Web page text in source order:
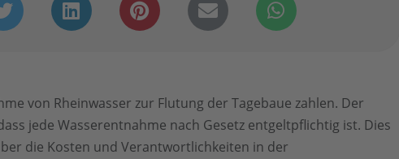
von Rheinwasser zur Flutung der Tagebaue zahlen. Der
jede Wasserentnahme nach Gesetz entgeltpflichtig ist. Dies
die Kosten und Verantwortlichkeiten in der